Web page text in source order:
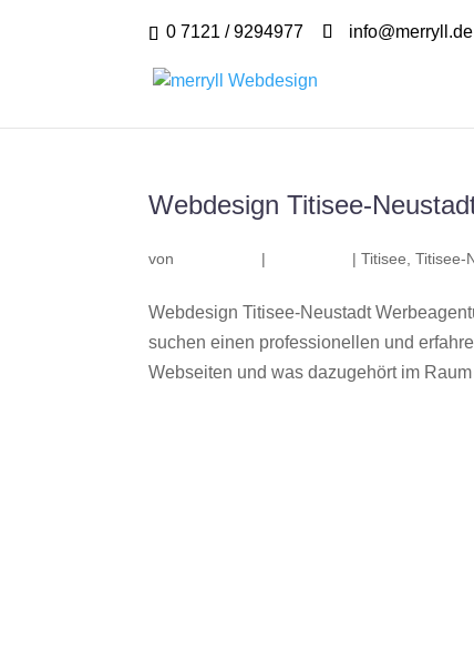
0 7121 / 9294977 info@merryll.de
Webdesign Titisee-
von | |Titisee ,Titisee-
Webdesign Titisee-Neustadt
suchen einen professionellen und
Webseiten und was dazugehört im